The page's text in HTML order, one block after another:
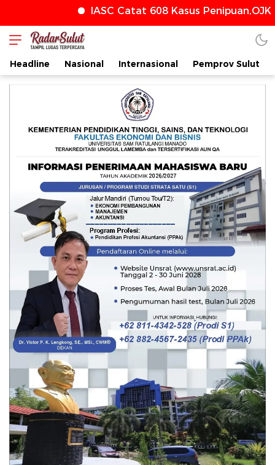
IASC Catat 608 Kasus Penipuan,OJK
radarsulut.com
Headline Nasional Internasional Pemprov Sulut